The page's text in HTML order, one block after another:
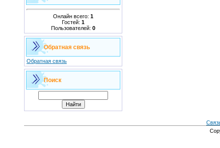
Онлайн всего: 1
Гостей: 1
Пользователей: 0
Обратная связь
Обратная связь
Поиск